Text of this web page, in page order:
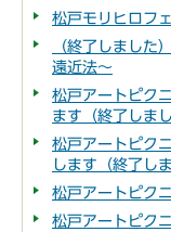
松戸モリヒロフ
（終了しました
遠近法～
松戸アートピク
ます（終了しまし
松戸アートピク
します（終了し
松戸アートピク
松戸アートピク